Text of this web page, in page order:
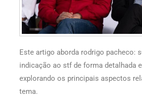
Este artigo aborda rodrigo pacheco:
indicação ao stf de forma detalhada
explorando os principais aspectos
tema.